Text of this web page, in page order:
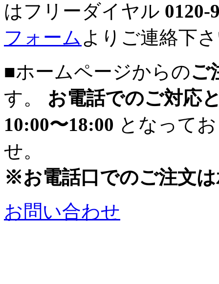
はフリーダイヤル 0120-
フォーム よりご連絡下
■ホームページからのご
す。 お電話でのご対応
10:00〜18:00 となって
せ。
※お電話口でのご注文
お問い合わせ